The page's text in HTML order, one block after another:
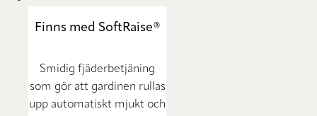
Finns med SoftRaise®
Smidig fjäderbetjäning
som gör att gardinen rullas
upp automatiskt mjukt och